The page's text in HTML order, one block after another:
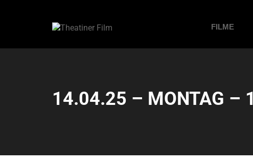
FILME
14.04.25 – MONTAG –